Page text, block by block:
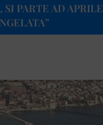
PARTE AD APRILE